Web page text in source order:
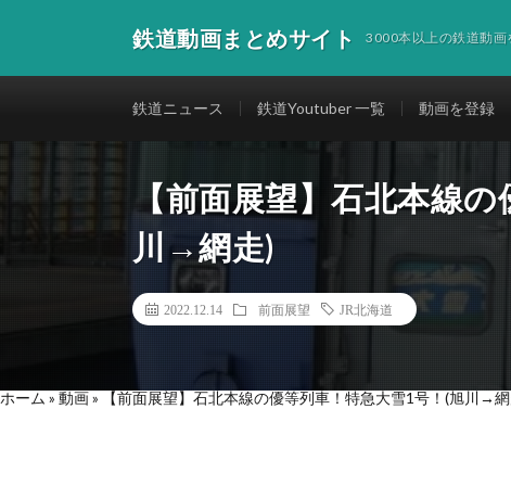
鉄道動画まとめサイト 3000本以上の鉄道動画
鉄道ニュース 鉄道Youtuber 一覧 動画を登録
【前面展望】石北本線
川→網走)
2022.12.14 前面展望 JR北海道
ホーム » 動画» 【前面展望】石北本線の優等列車！特急大雪1号！(旭川→